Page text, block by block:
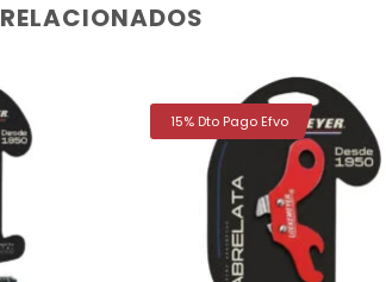
15% Dto Pago Efvo